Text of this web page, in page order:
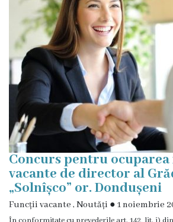
Concurs pentru
vacante de director al
„Solnîșco” or. Dondușeni
Funcții vacante , Noutăți ● 1 noiembrie